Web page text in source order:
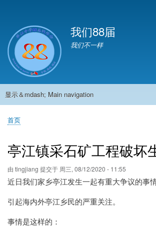
到
主
account
menu
我们88届
我们不一样
Main
显示＆mdash; Main navigation
首页
881班动态
882班动态
883班动态
884班动态
56班动态
留言板
申请用户
面
屑
首页
亭江镇采石矿工程破坏
由 tingjiang 提交于 周三, 08/12/2020 - 11:55
近日我们家乡亭江发生一起有重大争议的事
引起海内外亭江乡民的严重关注。
事情是这样的：